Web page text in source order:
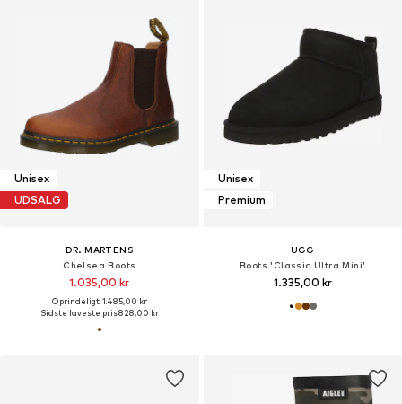
Unisex
UDSALG
DR. MARTENS
Chelsea Boots
1.035,00 kr
Oprindeligt: 1.485,00 kr
Sidste laveste pris:828,00 kr
Unisex
Premium
UGG
Boots 'Classic Ultra Mini'
1.335,00 kr